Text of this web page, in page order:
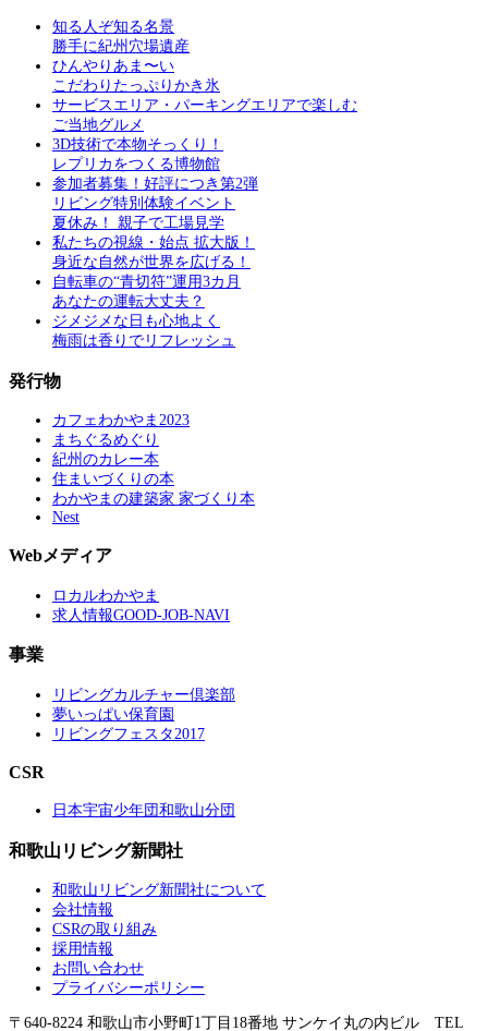
知る人ぞ知る名景
勝手に紀州穴場遺産
ひんやりあま〜い
こだわりたっぷりかき氷
サービスエリア・パーキングエリアで楽しむ
ご当地グルメ
3D技術で本物そっくり！
レプリカをつくる博物館
参加者募集！好評につき第2弾
リビング特別体験イベント
夏休み！ 親子で工場見学
私たちの視線・始点 拡大版！
身近な自然が世界を広げる！
自転車の“青切符”運用3カ月
あなたの運転大丈夫？
ジメジメな日も心地よく
梅雨は香りでリフレッシュ
発行物
カフェわかやま2023
まちぐるめぐり
紀州のカレー本
住まいづくりの本
わかやまの建築家 家づくり本
Nest
Webメディア
ロカルわかやま
求人情報GOOD-JOB-NAVI
事業
リビングカルチャー倶楽部
夢いっぱい保育園
リビングフェスタ2017
CSR
日本宇宙少年団和歌山分団
和歌山リビング新聞社
和歌山リビング新聞社について
会社情報
CSRの取り組み
採用情報
お問い合わせ
プライバシーポリシー
〒640-8224 和歌山市小野町1丁目18番地 サンケイ丸の内ビル TEL